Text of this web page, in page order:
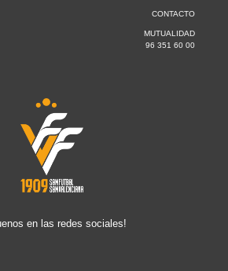
CONTACTO
MUTUALIDAD
96 351 60 00
en las redes sociales!